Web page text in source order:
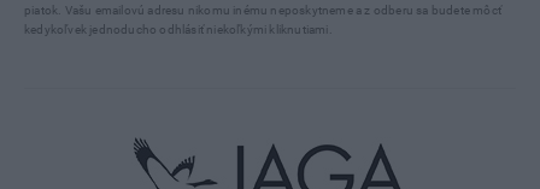
piatok. Vašu emailovú adresu nikomu inému neposkytneme a z odberu sa budete môcť
kedykoľvek jednoducho odhlásiť niekoľkými kliknutiami.